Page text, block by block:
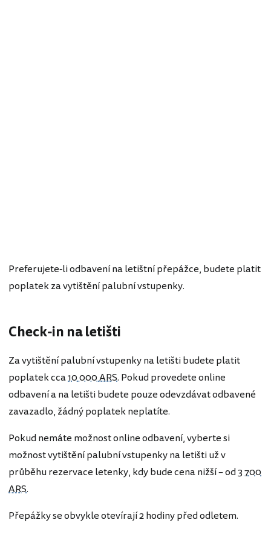
Preferujete-li odbavení na letištní přepážce, budete platit
poplatek za vytištění palubní vstupenky.
Check-in na letišti
Za vytištění palubní vstupenky na letišti budete platit
poplatek cca10 000 ARS. Pokud provedete online
odbavení a na letišti budete pouze odevzdávat odbavené
zavazadlo, žádný poplatek neplatíte.
Pokud nemáte možnost online odbavení, vyberte si
možnost vytištění palubní vstupenky na letišti už v
průběhu rezervace letenky, kdy bude cena nižší – od3 700
ARS.
Přepážky se obvykle otevírají 2 hodiny před odletem.